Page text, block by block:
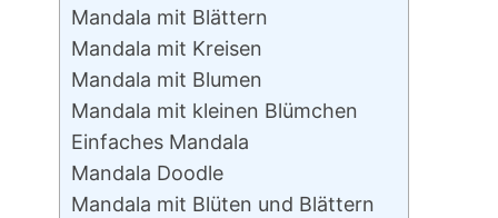
Mandala mit Blättern
Mandala mit Kreisen
Mandala mit Blumen
Mandala mit kleinen Blümchen
Einfaches Mandala
Mandala Doodle
Mandala mit Blüten und Blättern